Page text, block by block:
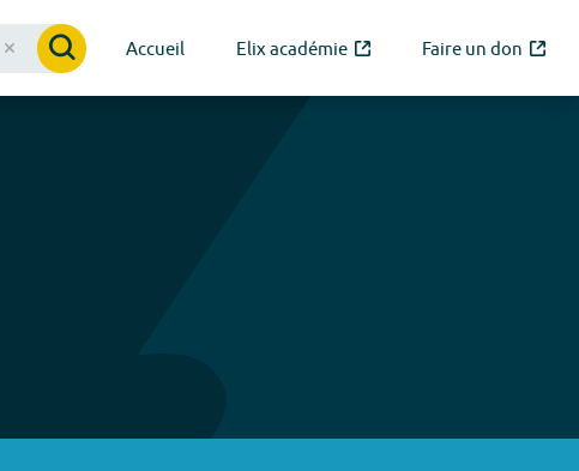
Accueil Elix académie Faire un don